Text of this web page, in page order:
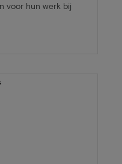
voor hun werk bij